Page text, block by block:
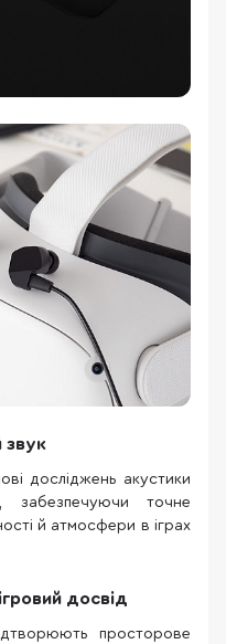
звук
досліджень акустики
забезпечуючи точне
й атмосфери в іграх
досвід
просторове